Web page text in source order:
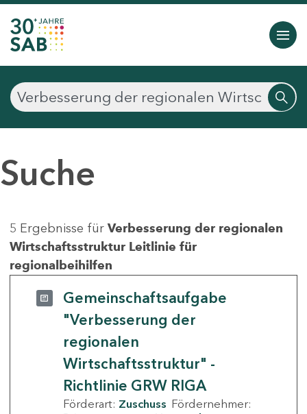
Suche
5 Ergebnisse für Verbesserung der regionalen
Wirtschaftsstruktur Leitlinie für
regionalbeihilfen
Gemeinschaftsaufgabe
"Verbesserung der
regionalen
Wirtschaftsstruktur" -
Richtlinie GRW RIGA
Förderart: Zuschuss Fördernehmer: